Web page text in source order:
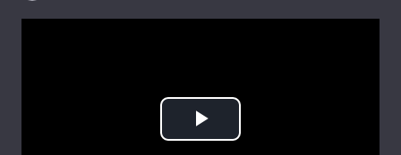
Play